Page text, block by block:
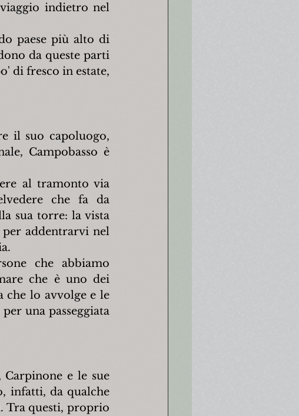
indietro nel
paese più alto di
da queste parti
di fresco in estate,
il suo capoluogo,
Campobasso è
al tramonto via
che fa da
sua torre: la vista
per addentrarvi nel
che abbiamo
che è uno dei
lo avvolge e le
una passeggiata
e le sue
infatti, da qualche
Tra questi, proprio